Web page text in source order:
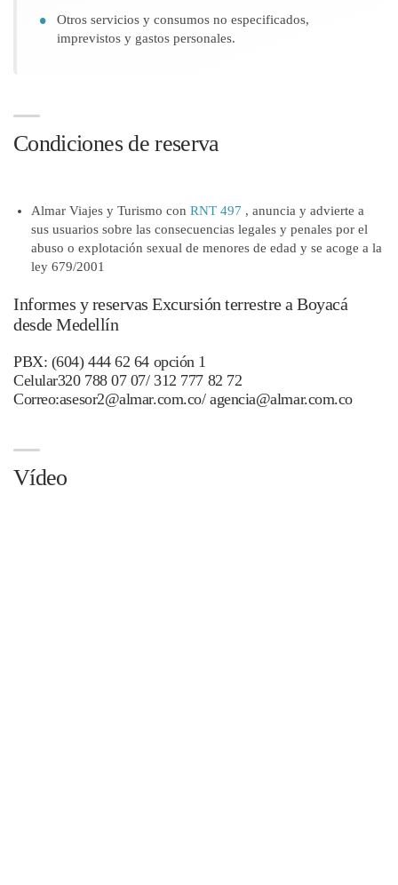
Otros servicios y consumos no especificados,
imprevistos y gastos personales.
Condiciones de reserva
Almar Viajes y Turismo con RNT 497 , anuncia y advierte a
sus usuarios sobre las consecuencias legales y penales por el
abuso o explotación sexual de menores de edad y se acoge a la
ley 679/2001
Informes y reservas Excursión terrestre a Boyacá
desde Medellín
PBX: (604) 444 62 64 opción 1
Celular320 788 07 07/ 312 777 82 72
Correo:asesor2@almar.com.co/ agencia@almar.com.co
Vídeo